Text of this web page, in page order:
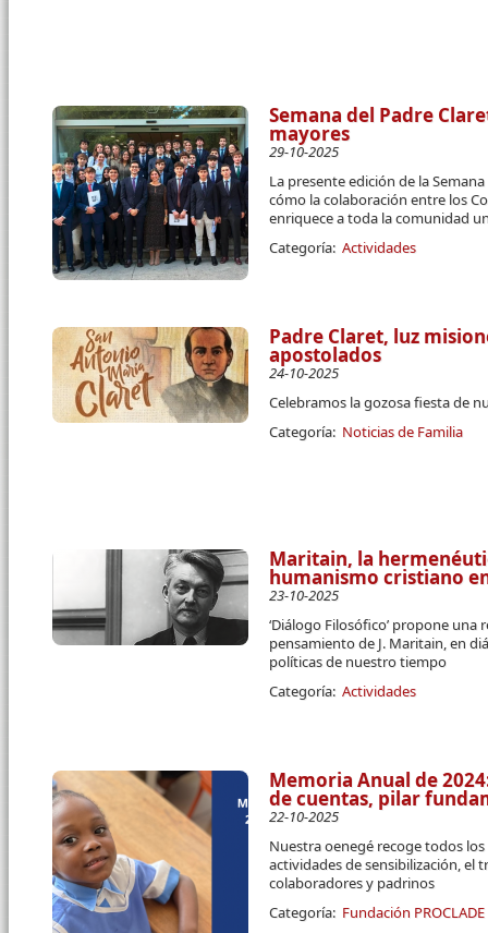
Semana del Padre
mayores
29-10-2025
La presente edición de la
cómo la colaboración entre los
enriquece a toda la comunidad
Categoría: Actividades
Padre Claret, luz
apostolados
24-10-2025
Celebramos la gozosa fiesta de
Categoría: Noticias de Familia
Maritain, la
humanismo cristiano
23-10-2025
‘Diálogo Filosófico’ propone
pensamiento de J. Maritain, en
políticas de nuestro tiempo
Categoría: Actividades
Memoria Anual de
de cuentas, pilar
22-10-2025
Nuestra oenegé recoge todos
actividades de sensibilización, el
colaboradores y padrinos
Categoría: Fundación PROCLADE